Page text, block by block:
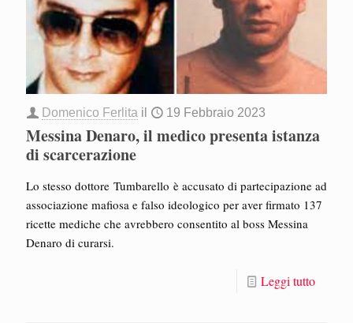
Domenico Ferlita il 19 Febbraio 2023
Messina Denaro, il medico presenta istanza
di scarcerazione
Lo stesso dottore Tumbarello è accusato di partecipazione ad
associazione mafiosa e falso ideologico per aver firmato 137
ricette mediche che avrebbero consentito al boss Messina
Denaro di curarsi.
Leggi tutto